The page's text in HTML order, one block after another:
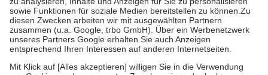
Bei Heilmitteln und häuslicher Krankenpflege beträgt die
Zuzahlung zehn Prozent der Kosten sowie zehn Euro je
Verordnung.
Um das Engagement der Versicherten für ihre eigene Gesundheit zu
stärken und die besondere Stellung der Familie zu unterstützen,
fallenkeine Zuzahlungenan bei: